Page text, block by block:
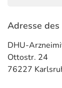
Adresse
DHU-
Ottostr. 24
76227